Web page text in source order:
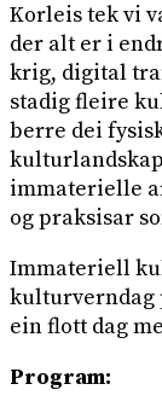
Korleis tek vi
der alt er i
krig, digital
stadig fleire
berre dei
immaterielle
og praksisar
Immateriell
kulturverndag
ein flott dag
Program: